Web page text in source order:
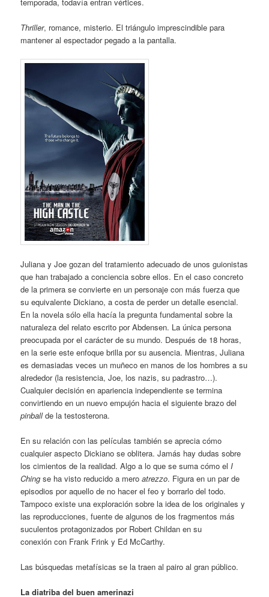
Thriller, romance, misterio. El triángulo imprescindible para
mantener al espectador pegado a la pantalla.
Juliana y Joe gozan del tratamiento adecuado de unos guionistas
que han trabajado a conciencia sobre ellos. En el caso concreto
de la primera se convierte en un personaje con más fuerza que
su equivalente Dickiano, a costa de perder un detalle esencial.
En la novela sólo ella hacía la pregunta fundamental sobre la
naturaleza del relato escrito por Abdensen. La única persona
preocupada por el carácter de su mundo. Después de 18 horas,
en la serie este enfoque brilla por su ausencia. Mientras, Juliana
es demasiadas veces un muñeco en manos de los hombres a su
alrededor (la resistencia, Joe, los nazis, su padrastro…).
Cualquier decisión en apariencia independiente se termina
convirtiendo en un nuevo empujón hacia el siguiente brazo del
pinballde la testosterona.
En su relación con las películas también se aprecia cómo
cualquier aspecto Dickiano se oblitera. Jamás hay dudas sobre
los cimientos de la realidad. Algo a lo que se suma cómo elI
Ching se ha visto reducido a meroatrezzo. Figura en un par de
episodios por aquello de no hacer el feo y borrarlo del todo.
Tampoco existe una exploración sobre la idea de los originales y
las reproducciones, fuente de algunos de los fragmentos más
suculentos protagonizados por Robert Childan en su
conexión con Frank Frink y Ed McCarthy.
Las búsquedas metafísicas se la traen al pairo al gran público.
La diatriba del buen amerinazi